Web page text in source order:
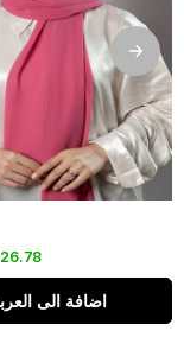
اضافة الى